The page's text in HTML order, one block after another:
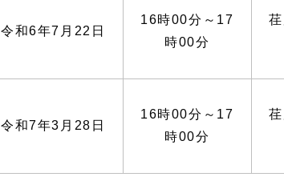
令和6年7月22日
16時00分～17
時00分
令和7年3月28日
16時00分～17
時00分